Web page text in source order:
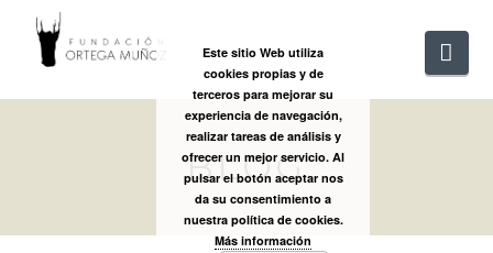
ORTEGA
MUÑOZ
BLOG
Este sitio Web utiliza
cookies propias y de
terceros para mejorar su
experiencia de navegación,
realizar tareas de análisis y
ofrecer un mejor servicio. Al
pulsar el botón aceptar nos
da su consentimiento a
nuestra política de cookies.
Más información